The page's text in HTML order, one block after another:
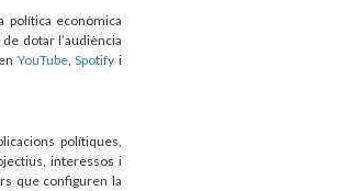
política econòmica
dotar l’audiència
YouTube,Spotify i
polítiques,
interessos i
que configuren la